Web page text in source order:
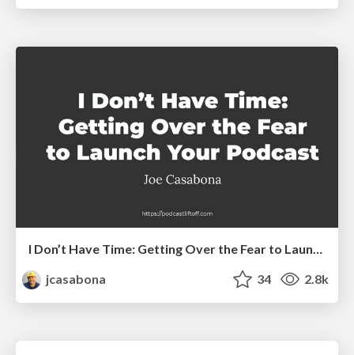
I Don’t Have Time: Getting Over the Fear to Launch Your Podcast
jcasabona
34 2.8k